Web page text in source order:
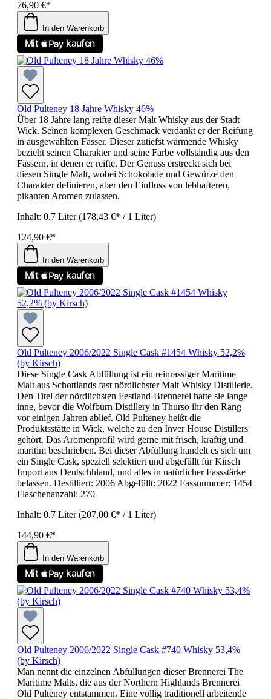
76,90 €*
In den Warenkorb
Old Pulteney 18 Jahre Whisky 46%
Über 18 Jahre lang reifte dieser Malt Whisky aus der Stadt
Wick. Seinen komplexen Geschmack verdankt er der Reifung
in ausgewählten Fässer. Dieser zutiefst wärmende Whisky
bezieht seinen Charakter und seine Farbe vollständig aus den
Fässern, in denen er reifte. Der Genuss erstreckt sich bei
diesen Single Malt, wobei Schokolade und Gewürze den
Charakter definieren, aber den Einfluss von lebhafteren,
pikanten Aromen zulassen.
Inhalt: 0.7 Liter(178,43 €* / 1 Liter)
124,90 €*
In den Warenkorb
Old Pulteney 2006/2022 Single Cask #1454 Whisky 52,2%
(by Kirsch)
Diese Single Cask Abfüllung ist ein reinrassiger Maritime
Malt aus Schottlands fast nördlichster Malt Whisky Distillerie.
Den Titel der nördlichsten Festland-Brennerei hatte sie lange
inne, bevor die Wolfburn Distillery in Thurso ihr den Rang
vor einigen Jahren ablief. Old Pulteney heißt die
Produktsstätte in Wick, welche zu den Inver House Distillers
gehört. Das Aromenprofil wird gerne mit frisch, kräftig und
maritim beschrieben. Bei dieser Abfüllung handelt es sich um
ein Single Cask, speziell selektiert und abgefüllt für Kirsch
Import aus Deutschhland, und alles in natürlicher Fassstärke
belassen. Destilliert: 2006 Abgefüllt: 2022 Fassnummer: 1454
Flaschenanzahl: 270
Inhalt: 0.7 Liter(207,00 €* / 1 Liter)
144,90 €*
In den Warenkorb
Old Pulteney 2006/2022 Single Cask #740 Whisky 53,4%
(by Kirsch)
Man nennt die einzelnen Abfüllungen dieser Brennerei The
Maritime Malts, die aus der Northern Highlands Brennerei
Old Pulteney entstammen. Eine völlig traditionell arbeitende